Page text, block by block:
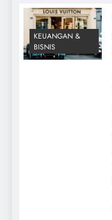
KEUANGAN &
BISNIS